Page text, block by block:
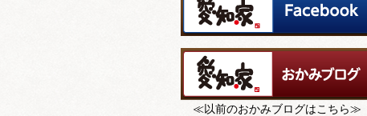
≪以前のおかみブログはこちら≫